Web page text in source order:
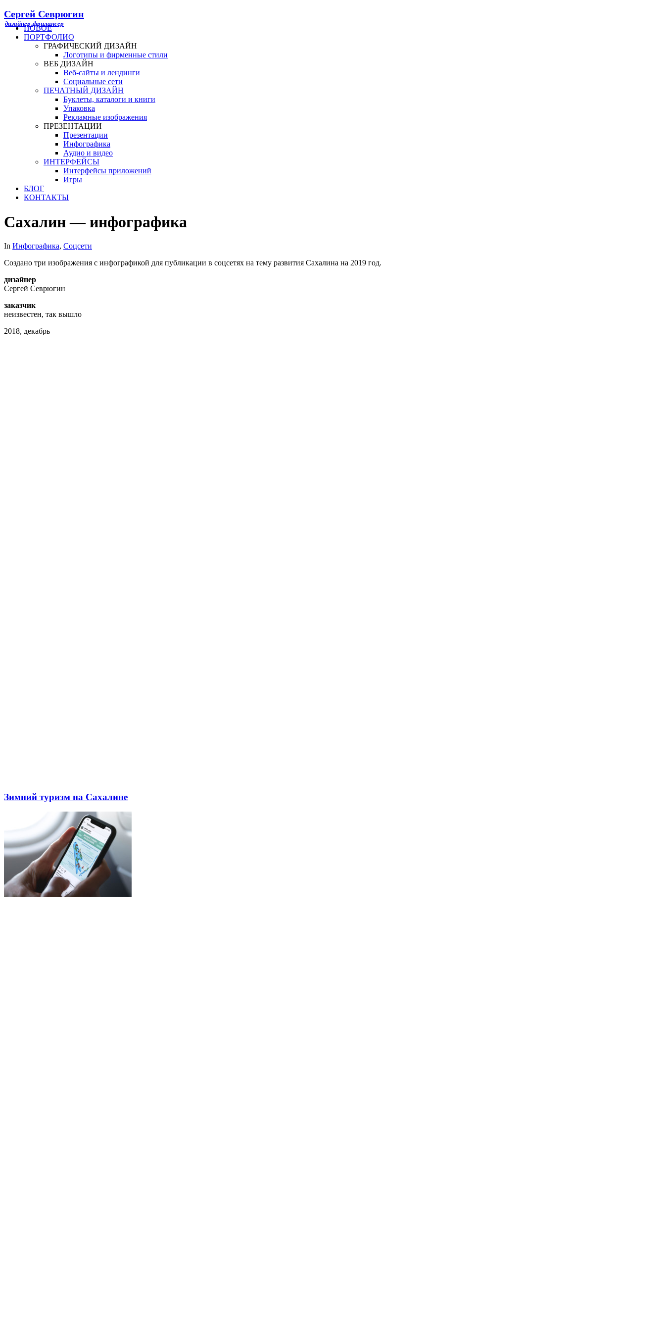
Сергей Севрюгин
НОВОЕ
ПОРТФОЛИО
ГРАФИЧЕСКИЙ ДИЗАЙН
Логотипы и фирменные стили
ВЕБ ДИЗАЙН
Веб-сайты и лендинги
Социальные сети
ПЕЧАТНЫЙ ДИЗАЙН
Буклеты, каталоги и книги
Упаковка
Рекламные изображения
ПРЕЗЕНТАЦИИ
Презентации
Инфографика
Аудио и видео
ИНТЕРФЕЙСЫ
Интерфейсы приложений
Игры
БЛОГ
КОНТАКТЫ
Сахалин — инфографика
In Инфографика, Соцсети
Создано три изображения с инфографикой для публикации в соцсетях на тему развития Сахалина на 2019 год.
дизайнер
Сергей Севрюгин
заказчик
неизвестен, так вышло
2018, декабрь
Зимний туризм на Сахалине